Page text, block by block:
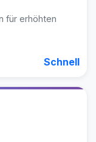
für erhöhten
Schnell